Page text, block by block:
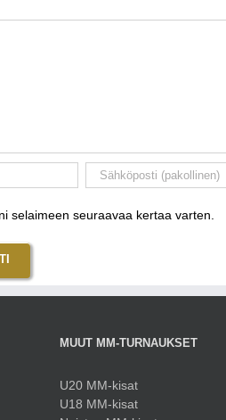
selaimeen seuraavaa kertaa varten.
MUUT MM-TURNAUKSET
U20 MM-kisat
U18 MM-kisat